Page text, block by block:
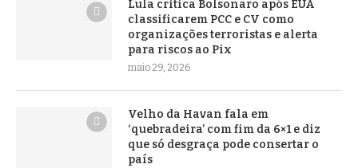
Lula critica Bolsonaro após EUA
classificarem PCC e CV como
organizações terroristas e alerta
para riscos ao Pix
maio 29, 2026
Velho da Havan fala em
‘quebradeira’ com fim da 6×1 e diz
que só desgraça pode consertar o
país